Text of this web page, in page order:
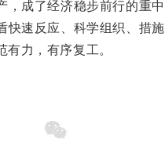
，成了经济稳步前行的重中
快速反应、科学组织、措施
有力，有序复工。